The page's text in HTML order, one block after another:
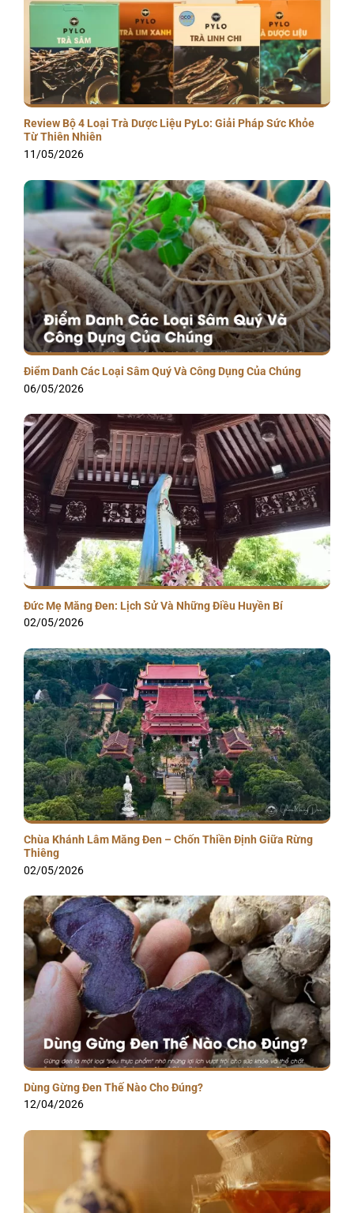
Review Bộ 4 Loại Trà Dược Liệu PyLo: Giải Pháp Sức Khỏe
Từ Thiên Nhiên
11/05/2026
Điểm Danh Các Loại Sâm Quý Và Công Dụng Của Chúng
06/05/2026
Đức Mẹ Măng Đen: Lịch Sử Và Những Điều Huyền Bí
02/05/2026
Chùa Khánh Lâm Măng Đen – Chốn Thiền Định Giữa Rừng
Thiêng
02/05/2026
Dùng Gừng Đen Thế Nào Cho Đúng?
12/04/2026